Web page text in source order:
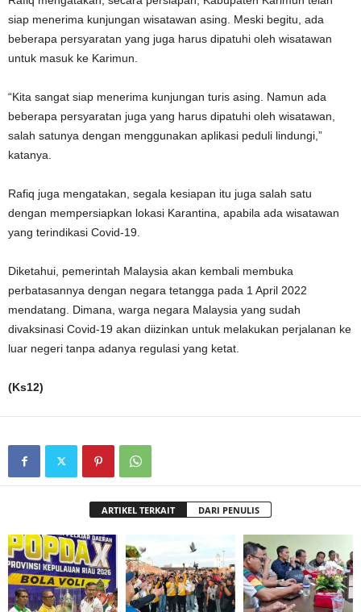
siap menerima kunjungan wisatawan asing. Meski begitu, ada
beberapa persyaratan yang juga harus dipatuhi oleh wisatawan
untuk masuk ke Karimun.
“Kita sangat siap menerima kunjungan turis asing. Namun ada
beberapa persyaratan juga yang harus dipatuhi oleh wisatawan,
salah satunya dengan menggunakan aplikasi peduli lindungi,”
katanya.
Rafiq juga mengatakan, segala kesiapan itu juga salah satu
dengan mempersiapkan lokasi Karantina, apabila ada wisatawan
yang terindikasi Covid-19.
Diketahui, pemerintah Malaysia akan kembali membuka
perbatasannya dengan negara tetangga pada 1 April 2022
mendatang. Dimana, warga negara Malaysia yang sudah
divaksinasi Covid-19 akan diizinkan untuk melakukan perjalanan ke
luar negeri tanpa adanya regulasi yang ketat.
(Ks12)
ARTIKEL TERKAIT DARI PENULIS